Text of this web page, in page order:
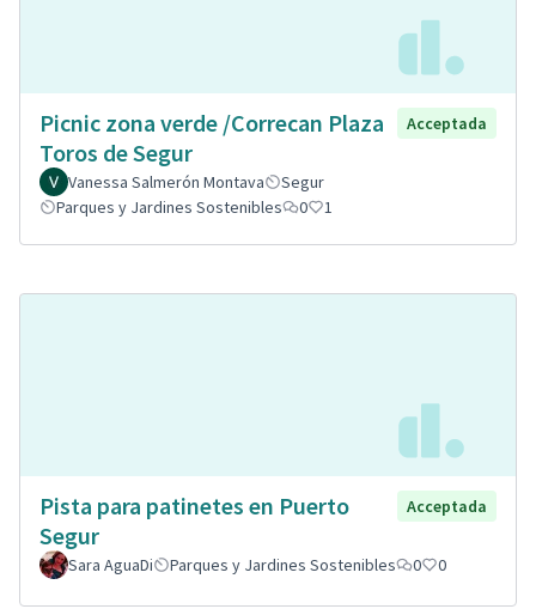
Picnic zona verde /Correcan Plaza
Toros de Segur
Acceptada
Vanessa Salmerón Montava
Segur
Parques y Jardines Sostenibles
0 1
Pista para patinetes en Puerto
Segur
Acceptada
Sara AguaDi Parques y Jardines Sostenibles 0 0